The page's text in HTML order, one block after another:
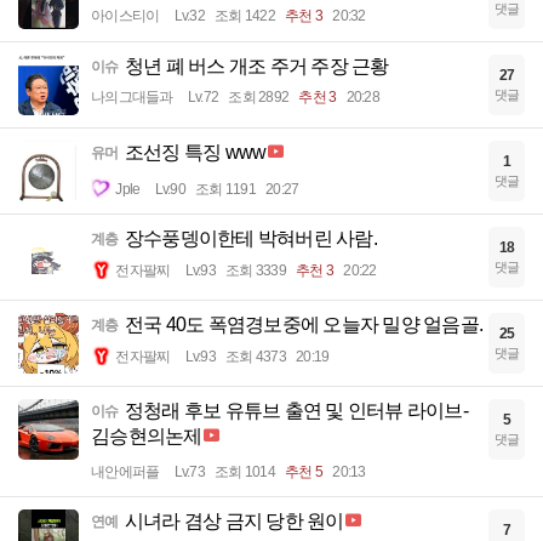
아이스티이 Lv.32 조회 1422 추천 3 20:32 댓글
이슈 청년 폐 버스 개조 주거 주장 근황
나의그대들과 Lv.72 조회 2892 추천 3 20:28
27
댓글
유머 조선징 특징 www
Jple Lv.90 조회 1191 20:27
1
댓글
계층 장수풍뎅이한테 박혀버린 사람.
전자팔찌 Lv.93 조회 3339 추천 3 20:22
18
댓글
계층 전국 40도 폭염경보중에 오늘자 밀양 얼음골.
전자팔찌 Lv.93 조회 4373 20:19
25
댓글
이슈 정청래 후보 유튜브 출연 및 인터뷰 라이브-
김승현의논제
내안에퍼플 Lv.73 조회 1014 추천 5 20:13
5
댓글
연예 시녀라 겸상 금지 당한 원이 7